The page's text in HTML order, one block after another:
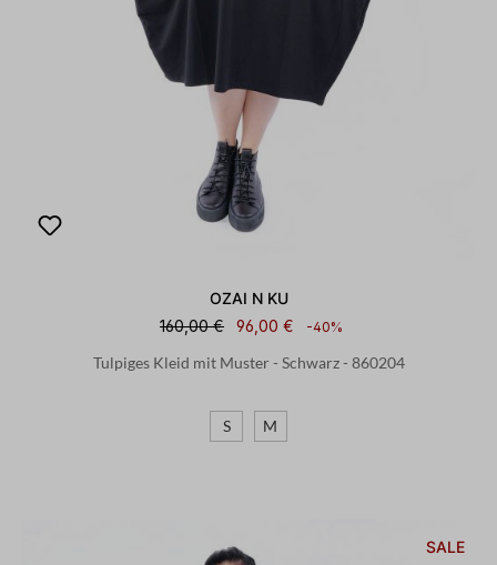
OZAI N KU
160,00 €
96,00 € -40%
Tulpiges Kleid mit Muster - Schwarz - 860204
S M
SALE